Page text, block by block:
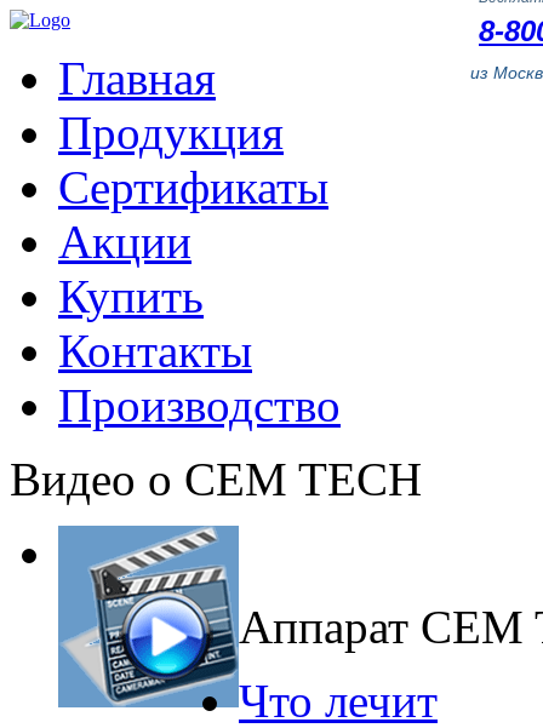
8-
из
Главная
Продукция
Сертификаты
Акции
Купить
Контакты
Производство
Видео о CEM TECH
Аппарат CEM
Что лечит